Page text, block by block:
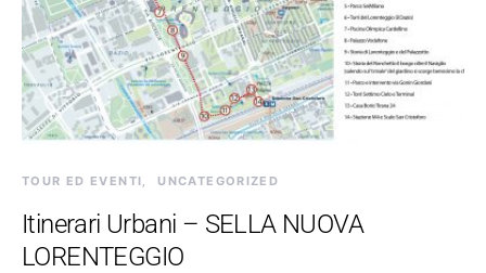
TOUR ED EVENTI UNCATEGORIZED
Itinerari Urbani – SELLA NUOVA
LORENTEGGIO